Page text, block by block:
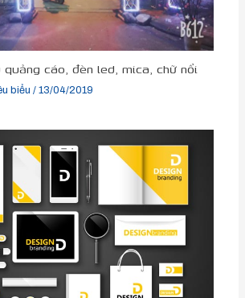
quảng cáo, đèn led, mica, chữ nổi
biểu /13/04/2019